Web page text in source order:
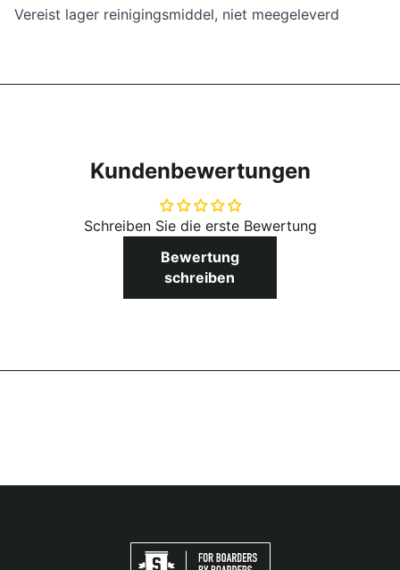
Vereist lager reinigingsmiddel, niet meegeleverd
Kundenbewertungen
Schreiben Sie die erste Bewertung
Bewertung
schreiben